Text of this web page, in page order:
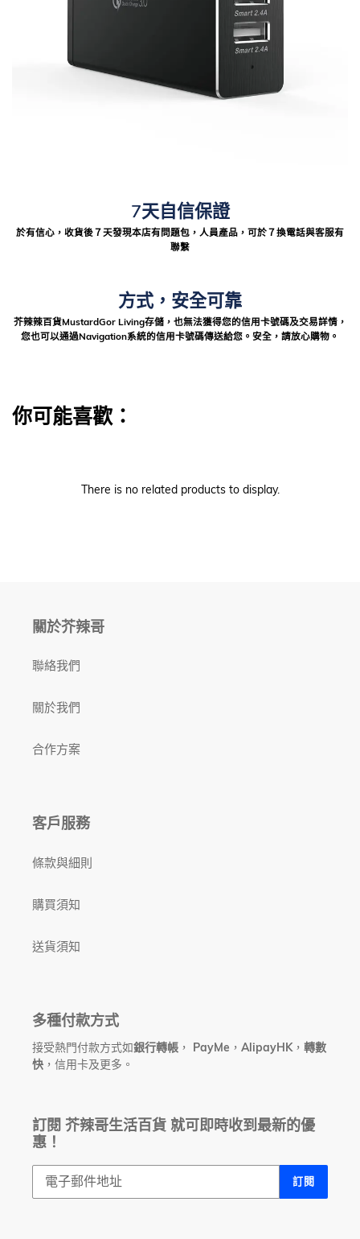
7天自信保證
於有信心，收貨後７天發現本店有問題包，人員產品，可於７換電話與客服有
聯繫
方式，安全可靠
芥辣辣百貨MustardGor Living存儲，也無法獲得您的信用卡號碼及交易詳情，
您也可以通過Navigation系統的信用卡號碼傳送給您。安全，請放心購物。
你可能喜歡：
There is no related products to display.
關於芥辣哥
聯絡我們
關於我們
合作方案
客戶服務
條款與細則
購買須知
送貨須知
多種付款方式
接受熱門付款方式如銀行轉帳 ， PayMe ， AlipayHK， 轉數
快 ，信用卡及更多。
訂閱 芥辣哥生活百貨 就可即時收到最新的優
惠！
訂閱